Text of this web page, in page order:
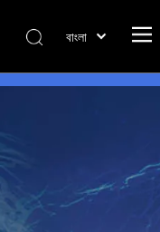
বাংলা
Tiếng Việt
Pусский